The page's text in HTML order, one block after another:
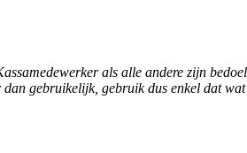
als alle andere zijn
gebruikelijk, gebruik dus enkel dat